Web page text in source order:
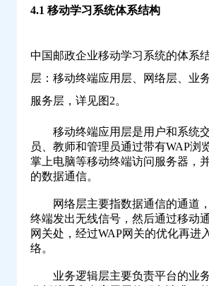
4.1 移动学习系统体系结构
中国邮政企业移动学习系统的体系
层：移动终端应用层、网络层、业
服务层，详见图2。
移动终端应用层是用户和系统
员、教师和管理员通过带有WAP浏
掌上电脑等移动终端访问服务器，
的数据通信。
网络层主要指数据通信的通道
终端发出无线信号，然后通过移动
网关处，经过WAP网关的优化再进
络。
业务逻辑层主要负责平台的业